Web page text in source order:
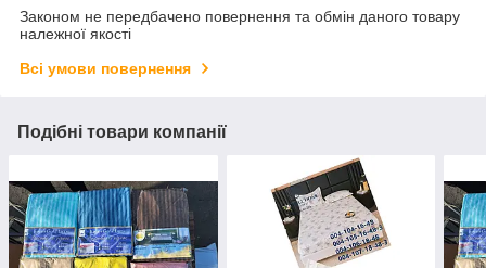
Законом не передбачено повернення та обмін даного товару
належної якості
Всі умови повернення
Подібні товари компанії